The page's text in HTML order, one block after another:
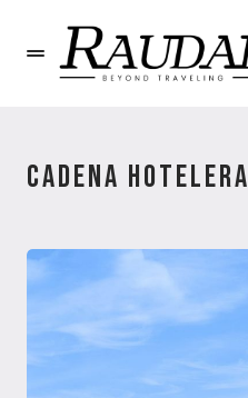
CADENA HOTELERA